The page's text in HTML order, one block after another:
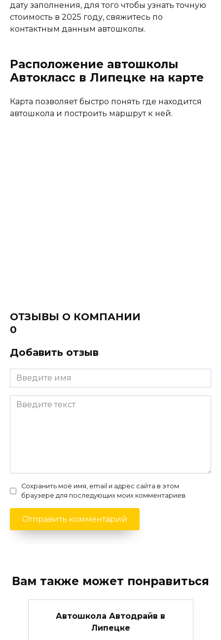
дату заполнения, для того чтобы узнать точную
стоимость в 2025 году, свяжитесь по
контактным данным автошколы.
Расположение автошколы
Автокласс в Липецке на карте
Карта позволяет быстро понять где находится
автошкола и построить маршрут к ней.
ОТЗЫВЫ О КОМПАНИИ
0
Добавить отзыв
Сохранить моё имя, email и адрес сайта в этом
браузере для последующих моих комментариев.
Вам также может понравиться
Автошкола Автодрайв в
Липецке